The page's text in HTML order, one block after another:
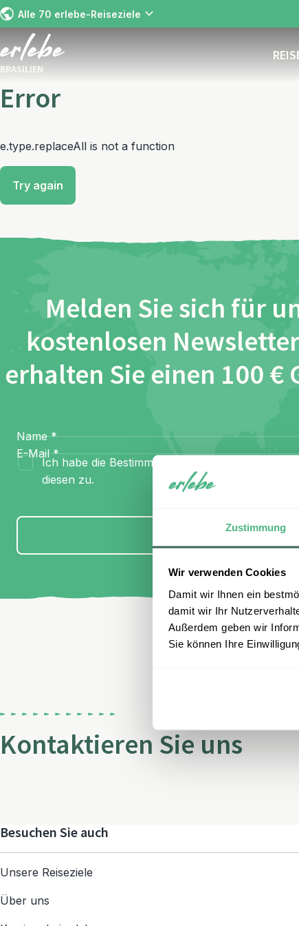
Zustimmung
Wir verwenden Cookies
Damit wir Ihnen ein
damit wir Ihr
Außerdem geben wir
Sie können Ihre
Alle 70 erlebe-Reiseziele
BRASILIEN
Error
e.type.replaceAll is not a function
Try again
Melden Sie sich für
kostenlosen
erhalten Sie einen 100 €
Name *
E-Mail *
Ich habe die Bestimmungen zum
diesen zu.
Anmelden
Kontaktieren Sie uns
Besuchen Sie auch
Unsere Reiseziele
Über uns